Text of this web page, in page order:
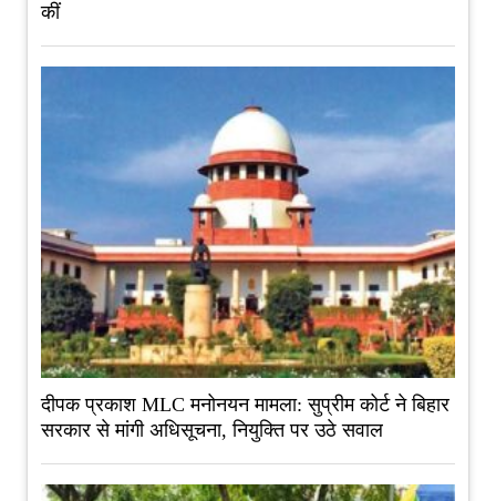
कीं
दीपक प्रकाश MLC मनोनयन मामला: सुप्रीम कोर्ट ने बिहार
सरकार से मांगी अधिसूचना, नियुक्ति पर उठे सवाल